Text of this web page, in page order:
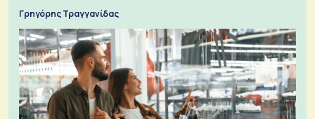
Γρηγόρης Τραγγανίδας